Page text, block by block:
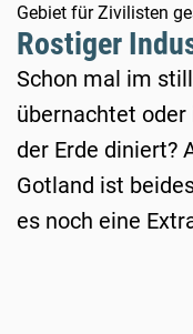
Gebiet für Zivilisten
Rostiger
Schon mal im
übernachtet
der Erde diniert?
Gotland ist
es noch eine